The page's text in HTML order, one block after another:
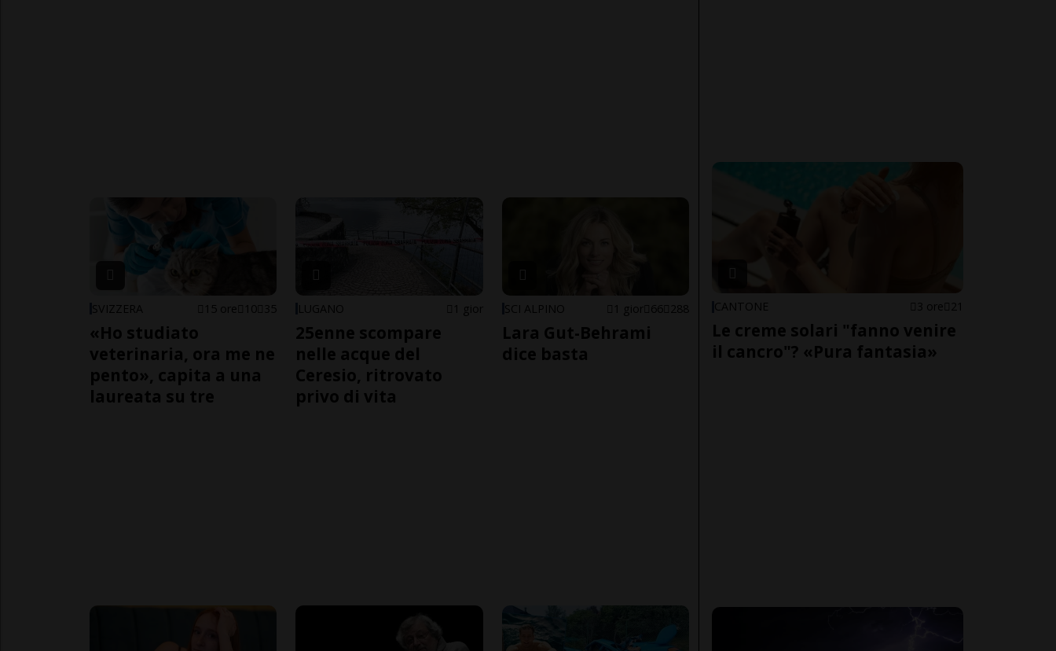
SVIZZERA 15 ore 10 35
«Ho studiato
veterinaria, ora me ne
pento», capita a una
laureata su tre
LUGANO 1 gior
25enne scompare
nelle acque del
Ceresio, ritrovato
privo di vita
SCI ALPINO 1 gior 66 288
Lara Gut-Behrami
dice basta
CANTONE 3 ore 21
Le creme solari "fanno venire
il cancro"? «Pura fantasia»